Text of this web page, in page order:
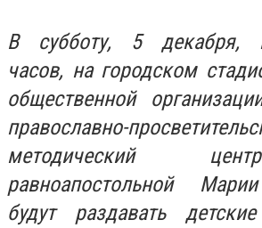
В субботу, 5 декабря,
часов, на городском
общественной
православно-
методический
равноапостольной
будут раздавать